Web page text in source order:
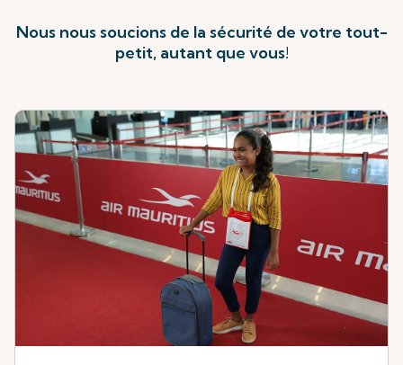
Nous nous soucions de la sécurité de votre tout-
petit, autant que vous!